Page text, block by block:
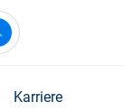
Karriere